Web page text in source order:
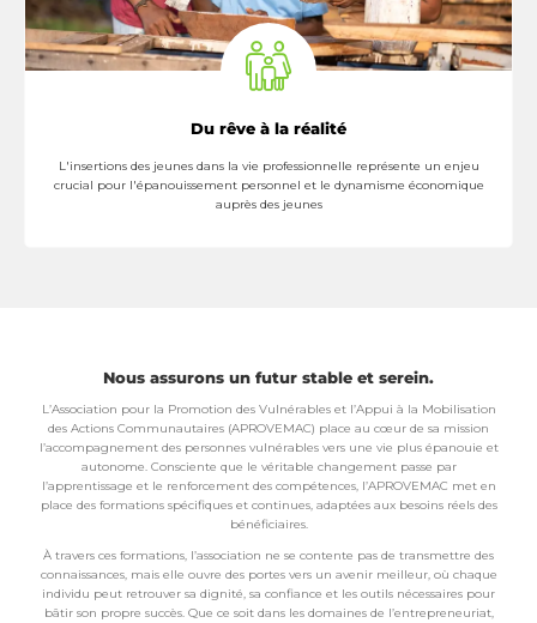
Du rêve à la réalité
L'insertions des jeunes dans la vie professionnelle représente un enjeu
crucial pour l'épanouissement personnel et le dynamisme économique
auprès des jeunes
Nous assurons un futur stable et serein.
L’Association pour la Promotion des Vulnérables et l’Appui à la Mobilisation
des Actions Communautaires (APROVEMAC) place au cœur de sa mission
l’accompagnement des personnes vulnérables vers une vie plus épanouie et
autonome. Consciente que le véritable changement passe par
l’apprentissage et le renforcement des compétences, l’APROVEMAC met en
place des formations spécifiques et continues, adaptées aux besoins réels des
bénéficiaires.
À travers ces formations, l’association ne se contente pas de transmettre des
connaissances, mais elle ouvre des portes vers un avenir meilleur, où chaque
individu peut retrouver sa dignité, sa confiance et les outils nécessaires pour
bâtir son propre succès. Que ce soit dans les domaines de l’entrepreneuriat,